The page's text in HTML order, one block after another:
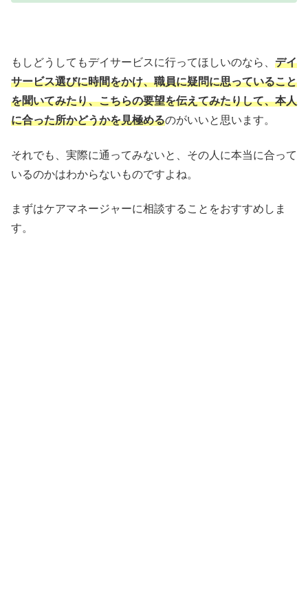
もしどうしてもデイサービスに行ってほしいのなら、 デイ
サービス選びに時間をかけ、職員に疑問に思っていること
を聞いてみたり、こちらの要望を伝えてみたりして、本人
に合った所かどうかを見極めるのがいいと思います。
それでも、実際に通ってみないと、その人に本当に合って
いるのかはわからないものですよね。
まずはケアマネージャーに相談することをおすすめしま
す。